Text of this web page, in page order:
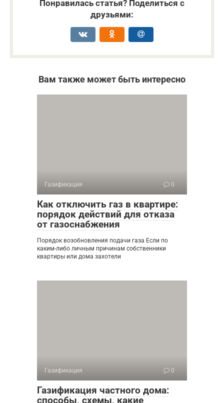
Понравилась статья? Поделиться с
друзьями:
Вам также может быть интересно
Газификация 0
Как отключить газ в квартире:
порядок действий для отказа
от газоснабжения
Порядок возобновления подачи газа Если по
каким-либо личным причинам собственники
квартиры или дома захотели
Газификация 0
Газификация частного дома:
способы, схемы, какие